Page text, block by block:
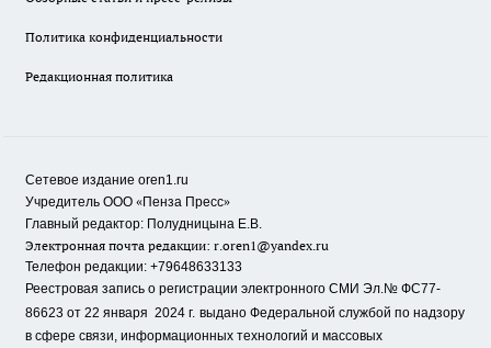
Политика конфиденциальности
Редакционная политика
Сетевое издание oren1.ru
Учредитель ООО «Пенза Пресс»
Главный редактор: Полудницына Е.В.
Электронная почта редакции: r.oren1@yandex.ru
Телефон редакции: +79648633133
Реестровая запись о регистрации электронного СМИ Эл.№ ФС77-
86623 от 22 января 2024 г. выдано Федеральной службой по надзору
в сфере связи, информационных технологий и массовых